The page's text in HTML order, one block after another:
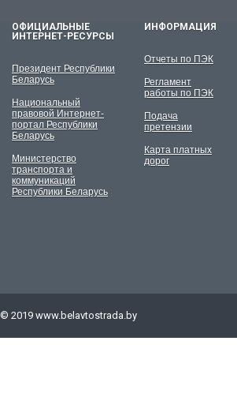
ОФИЦИАЛЬНЫЕ
ИНТЕРНЕТ-РЕСУРСЫ
Президент Республики
Беларусь
Национальный
правовой Интернет-
портал Республики
Беларусь
Министерство
транспорта и
коммуникаций
Республики Беларусь
ИНФОРМАЦИЯ
Отчеты по ПЭК
Регламент
работы по ПЭК
Подача
претензии
Карта платных
дорог
© 2019 www.belavtostrada.by